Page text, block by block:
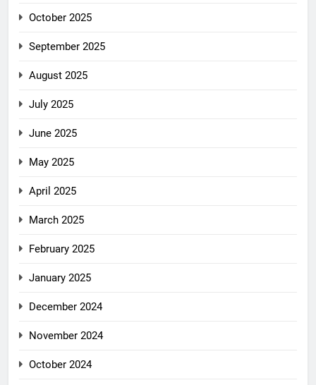
October 2025
September 2025
August 2025
July 2025
June 2025
May 2025
April 2025
March 2025
February 2025
January 2025
December 2024
November 2024
October 2024